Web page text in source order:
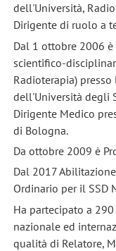
dell'Università,
Dirigente di ruolo a
Dal 1 ottobre 2006 è
scientifico-
Radioterapia)
dell'Università degli
Dirigente Medico
di Bologna.
Da ottobre 2009 è
Dal 2017
Ordinario per il SSD
Ha partecipato a
nazionale ed
qualità di Relatore,